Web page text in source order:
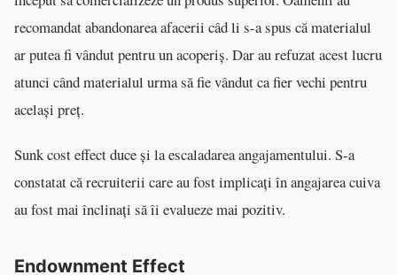
recomandat abandonarea afacerii câd li s-a spus că materialul
ar putea fi vândut pentru un acoperiș. Dar au refuzat acest lucru
atunci când materialul urma să fie vândut ca fier vechi pentru
același preț.
Sunk cost effect duce și la escaladarea angajamentului. S-a
constatat că recruiterii care au fost implicați în angajarea cuiva
au fost mai înclinați să îi evalueze mai pozitiv.
Endownment Effect